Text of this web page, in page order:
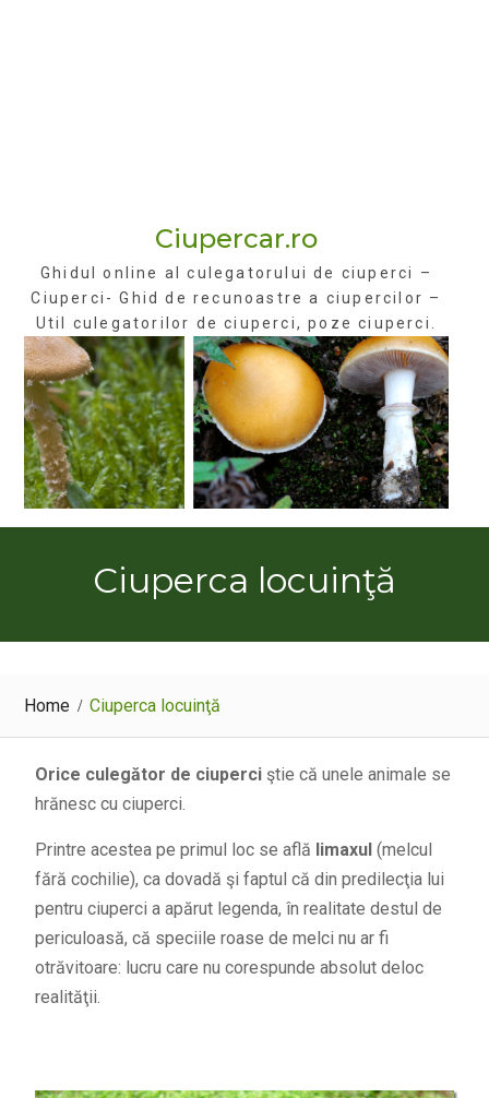
Ciupercar.ro
Ghidul online al culegatorului de ciuperci –
Ciuperci- Ghid de recunoastre a ciupercilor –
Util culegatorilor de ciuperci, poze ciuperci.
Ciuperca locuinţă
Home Ciuperca locuinţă
Orice culegător de ciuperciştie că unele animale se
hrănesc cu ciuperci.
Printre acestea pe primul loc se află limaxul(melcul
fără cochilie), ca dovadă şi faptul că din predilecţia lui
pentru ciuperci a apărut legenda, în realitate destul de
periculoasă, că speciile roase de melci nu ar fi
otrăvitoare: lucru care nu corespunde absolut deloc
realităţii.